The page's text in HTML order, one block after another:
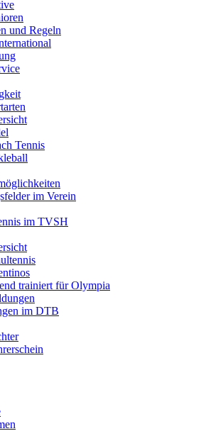
und Regeln
Tennis
im Verein
im TVSH
trainiert für Olympia
im DTB